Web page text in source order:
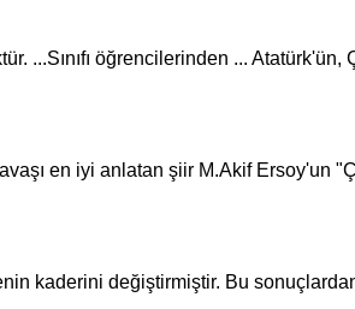
öğrencilerinden ... Atatürk'ün,
en iyi anlatan şiir M.Akif Ersoy'un "
kaderini değiştirmiştir. Bu